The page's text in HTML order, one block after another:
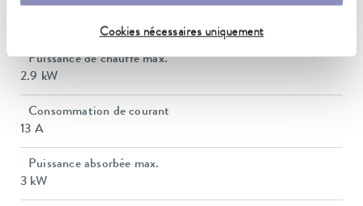
Cookies nécessaires uniquement
Constance de la température
Puissance de chauffe max.
2.9 kW
Consommation de courant
13 A
Puissance absorbée max.
3 kW